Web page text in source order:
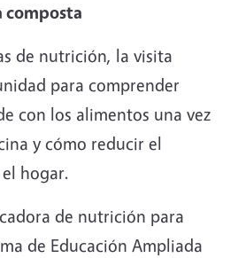
composta
de nutrición, la visita
para comprender
con los alimentos una vez
y cómo reducir el
hogar.
de nutrición para
de Educación Ampliada